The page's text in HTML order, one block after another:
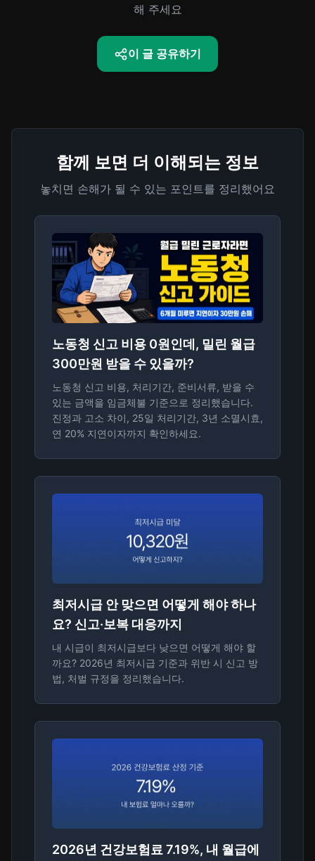
해 주세요
이 글 공유하기
함께 보면 더 이해되는 정보
놓치면 손해가 될 수 있는 포인트를 정리했어요
노동청 신고 비용 0원인데, 밀린 월급
300만원 받을 수 있을까?
노동청 신고 비용, 처리기간, 준비서류, 받을 수
있는 금액을 임금체불 기준으로 정리했습니다.
진정과 고소 차이, 25일 처리기간, 3년 소멸시효,
연 20% 지연이자까지 확인하세요.
최저시급 안 맞으면 어떻게 해야 하나
요? 신고·보복 대응까지
내 시급이 최저시급보다 낮으면 어떻게 해야 할
까요? 2026년 최저시급 기준과 위반 시 신고 방
법, 처벌 규정을 정리했습니다.
2026년 건강보험료 7.19%, 내 월급에